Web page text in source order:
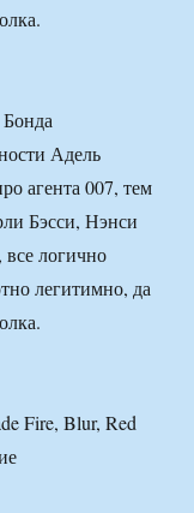
Адель
агента 007, тем
Бэсси, Нэнси
логично
легитимно, да